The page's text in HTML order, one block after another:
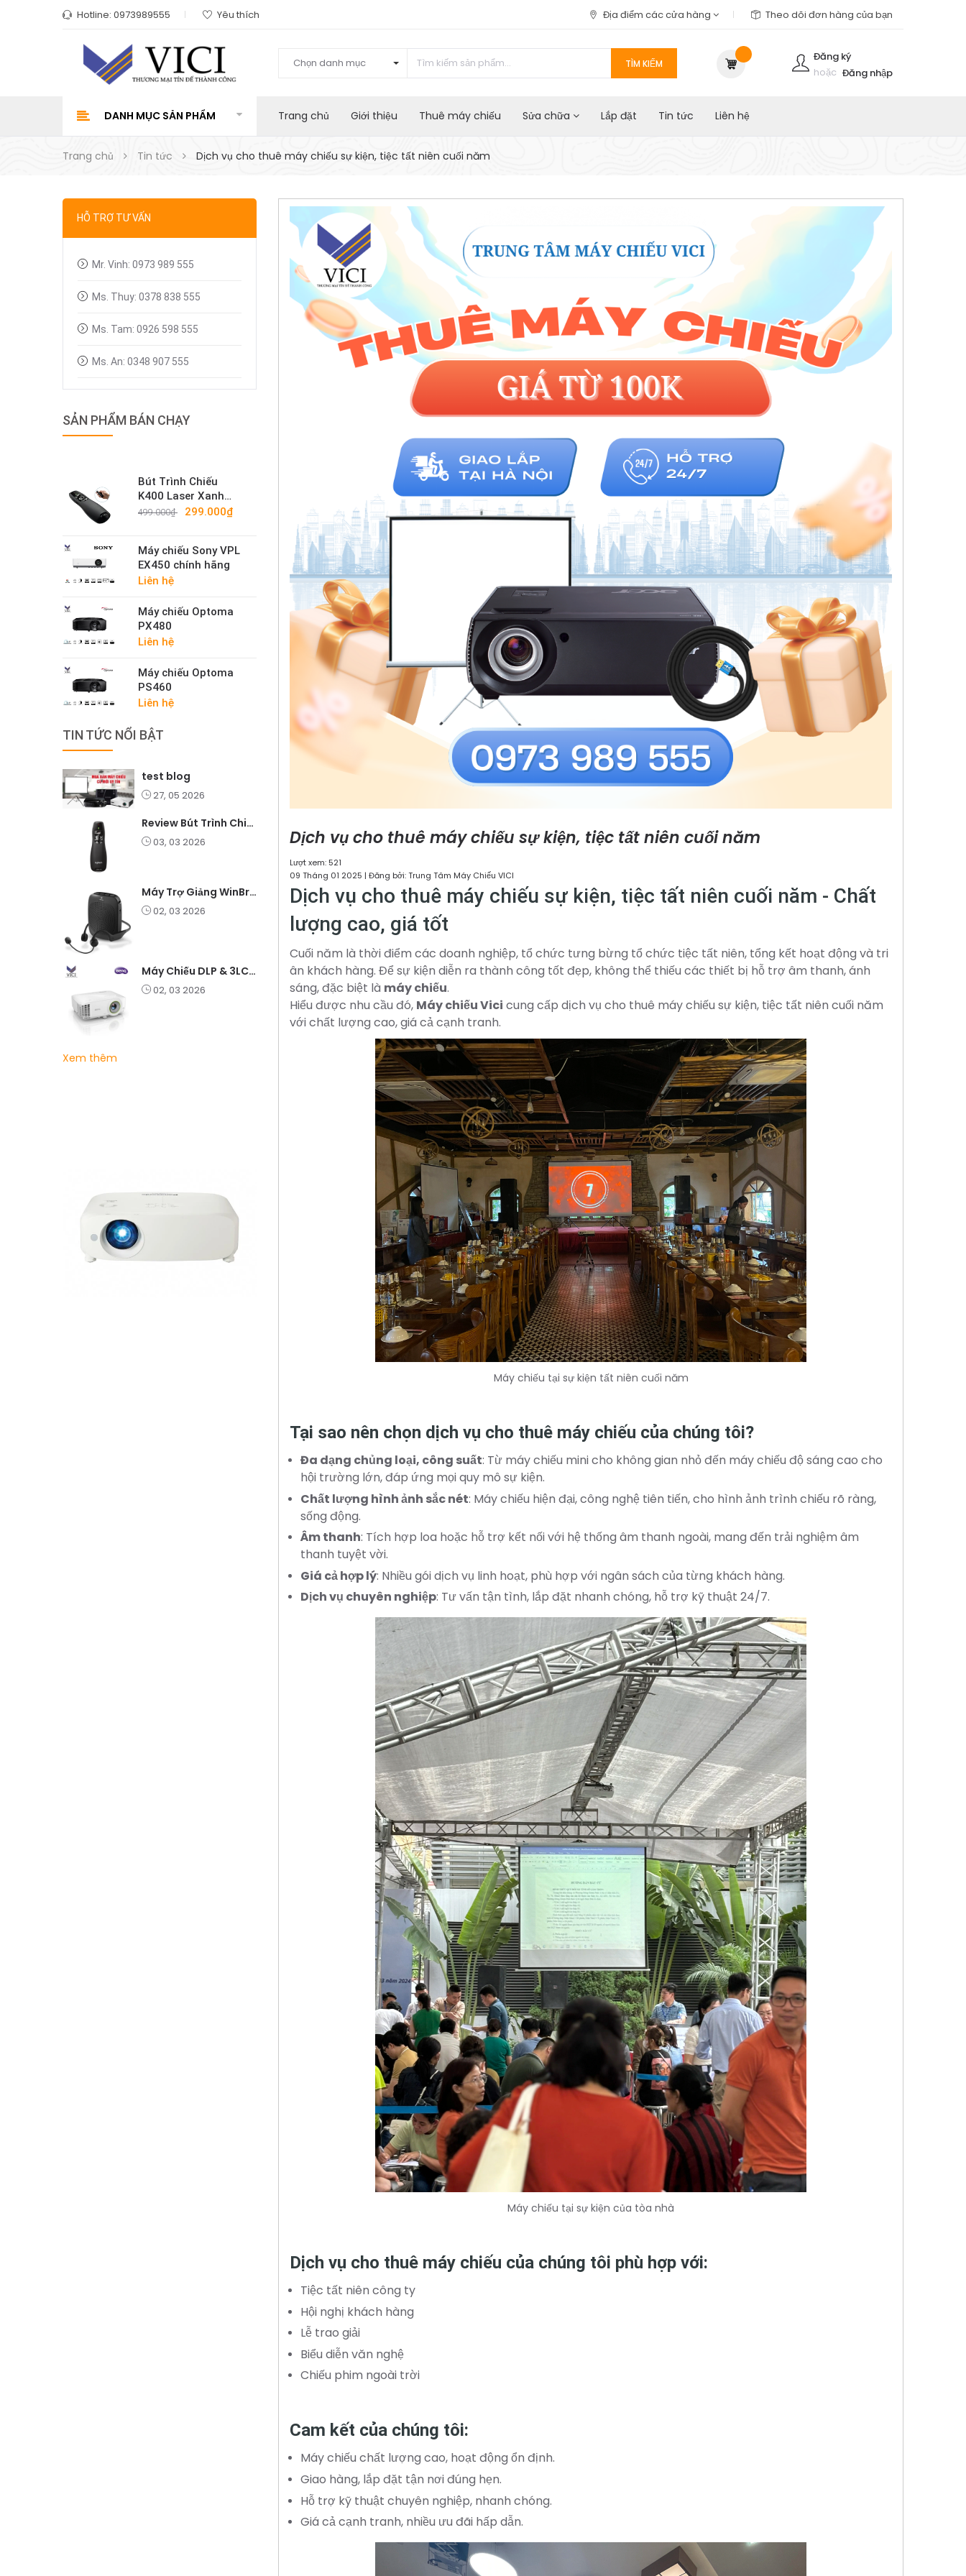
Hotline: 0973989555 Yêu thích Địa điểm các cửa hàng Theo dõi đơn hàng của bạn
Chọn danh mục TÌM KIẾM
Đăng ký
hoặc Đăng nhập
DANH MỤC SẢN PHẨM Trang chủ Giới thiệu Thuê máy chiếu Sửa chữa Lắp đặt Tin tức Liên hệ
Trang chủ Tin tức Dịch vụ cho thuê máy chiếu sự kiện, tiệc tất niên cuối năm
HỖ TRỢ TƯ VẤN
Mr. Vinh: 0973 989 555
Ms. Thuy: 0378 838 555
Ms. Tam: 0926 598 555
Ms. An: 0348 907 555
SẢN PHẨM BÁN CHẠY
Bút Trình Chiếu
K400 Laser Xanh
Cao Cấp – Bút Trình
499.000₫ 299.000₫
Máy chiếu Sony VPL
EX450 chính hãng
Liên hệ
Máy chiếu Optoma
PX480
Liên hệ
Máy chiếu Optoma
PS460
Liên hệ
TIN TỨC NỔI BẬT
test blog
27, 05 2026
Review Bút Trình Chiếu K400 Laser 2.4G: Nhỏ Gọn, Ổn Định, Lý Tưởng Cho Giáo Viên Và Doanh Nghiệp
03, 03 2026
Máy Trợ Giảng WinBridge C007 Không Dây – Pin Lâu, Âm Thanh Rõ
02, 03 2026
Máy Chiếu DLP & 3LCD – Nên Chọn Loại Nào Cho Văn Phòng & Giải Trí?
02, 03 2026
Xem thêm
Dịch vụ cho thuê máy chiếu sự kiện, tiệc tất niên cuối năm
Lượt xem: 521
09 Tháng 01 2025 | Đăng bởi: Trung Tâm Máy Chiếu VICI
Dịch vụ cho thuê máy chiếu sự kiện, tiệc tất niên cuối năm - Chất
lượng cao, giá tốt
Cuối năm là thời điểm các doanh nghiệp, tổ chức tưng bừng tổ chức tiệc tất niên, tổng kết hoạt động và tri
ân khách hàng. Để sự kiện diễn ra thành công tốt đẹp, không thể thiếu các thiết bị hỗ trợ âm thanh, ánh
sáng, đặc biệt là máy chiếu.
Hiểu được nhu cầu đó, Máy chiếu Vici cung cấp dịch vụ cho thuê máy chiếu sự kiện, tiệc tất niên cuối năm
với chất lượng cao, giá cả cạnh tranh.
Máy chiếu tại sự kiện tất niên cuối năm
Tại sao nên chọn dịch vụ cho thuê máy chiếu của chúng tôi?
Đa dạng chủng loại, công suất: Từ máy chiếu mini cho không gian nhỏ đến máy chiếu độ sáng cao cho
hội trường lớn, đáp ứng mọi quy mô sự kiện.
Chất lượng hình ảnh sắc nét: Máy chiếu hiện đại, công nghệ tiên tiến, cho hình ảnh trình chiếu rõ ràng,
sống động.
Âm thanh: Tích hợp loa hoặc hỗ trợ kết nối với hệ thống âm thanh ngoài, mang đến trải nghiệm âm
thanh tuyệt vời.
Giá cả hợp lý: Nhiều gói dịch vụ linh hoạt, phù hợp với ngân sách của từng khách hàng.
Dịch vụ chuyên nghiệp: Tư vấn tận tình, lắp đặt nhanh chóng, hỗ trợ kỹ thuật 24/7.
Máy chiếu tại sự kiện của tòa nhà
Dịch vụ cho thuê máy chiếu của chúng tôi phù hợp với:
Tiệc tất niên công ty
Hội nghị khách hàng
Lễ trao giải
Biểu diễn văn nghệ
Chiếu phim ngoài trời
Cam kết của chúng tôi:
Máy chiếu chất lượng cao, hoạt động ổn định.
Giao hàng, lắp đặt tận nơi đúng hẹn.
Hỗ trợ kỹ thuật chuyên nghiệp, nhanh chóng.
Giá cả cạnh tranh, nhiều ưu đãi hấp dẫn.